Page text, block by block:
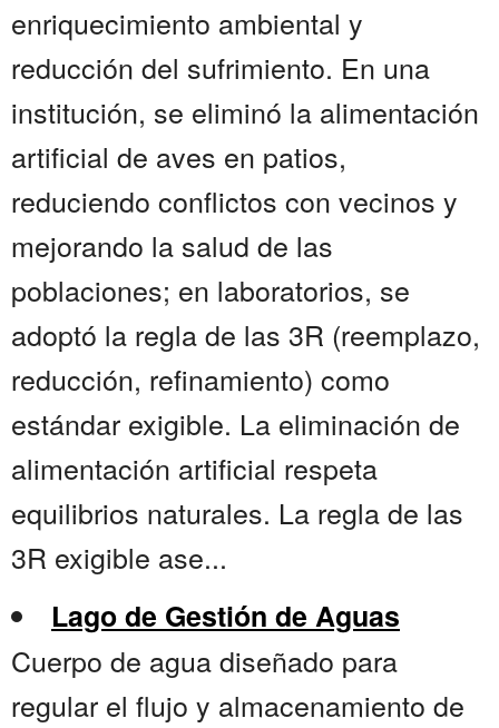
enriquecimiento ambiental y
reducción del sufrimiento. En una
institución, se eliminó la alimentación
artificial de aves en patios,
reduciendo conflictos con vecinos y
mejorando la salud de las
poblaciones; en laboratorios, se
adoptó la regla de las 3R (reemplazo,
reducción, refinamiento) como
estándar exigible. La eliminación de
alimentación artificial respeta
equilibrios naturales. La regla de las
3R exigible ase...
Lago de Gestión de Aguas
Cuerpo de agua diseñado para
regular el flujo y almacenamiento de